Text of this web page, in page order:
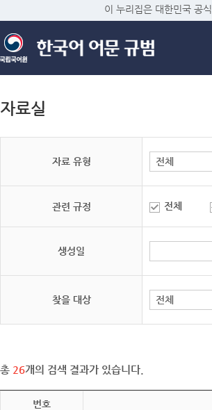
이 누리집은 대한민국 공
자료실
자료 유형
관련 규정 전체
생성일
찾을 대상
총 26개의 검색 결과가 있습니다.
번호